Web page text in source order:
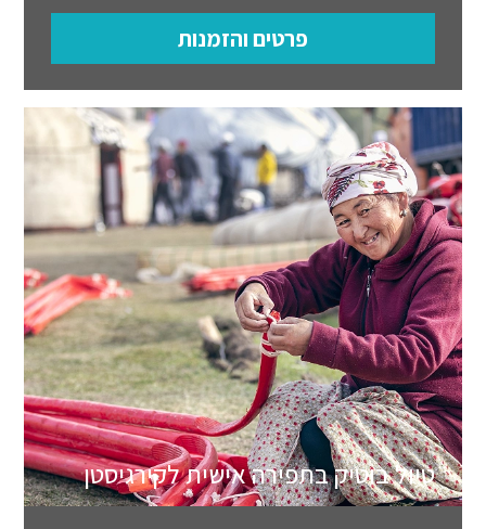
פרטים והזמנות
טיול בוטיק בתפירה אישית לקירגיסטן